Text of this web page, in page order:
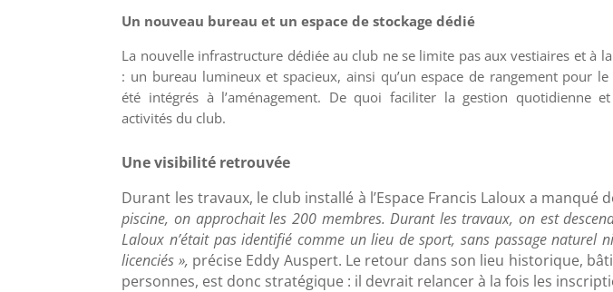
Un nouveau bureau et un espace de stockage dédié
La nouvelle infrastructure dédiée au club ne se limite pas aux vestiaires et à
: un bureau lumineux et spacieux, ainsi qu’un espace de rangement pour
été intégrés à l’aménagement. De quoi faciliter la gestion quotidienne
activités du club.
Une visibilité retrouvée
Durant les travaux, le club installé à l’Espace Francis Laloux a
piscine, on approchait les 200 membres. Durant les travaux, on est
Laloux n’était pas identifié comme un lieu de sport, sans passage naturel
licenciés », précise Eddy Auspert. Le retour dans son lieu historique,
personnes, est donc stratégique : il devrait relancer à la fois les